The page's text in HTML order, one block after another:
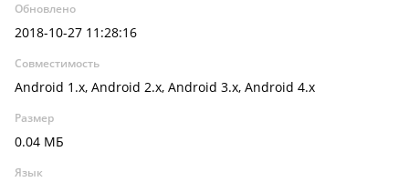
Обновлено
2018-10-27 11:28:16
Совместимость
Android 1.x, Android 2.x, Android 3.x, Android 4.x
Размер
0.04 МБ
Язык